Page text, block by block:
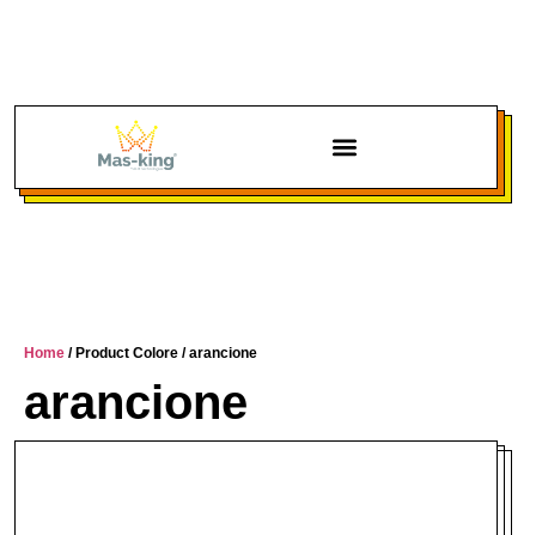
Home / Product Colore / arancione
arancione